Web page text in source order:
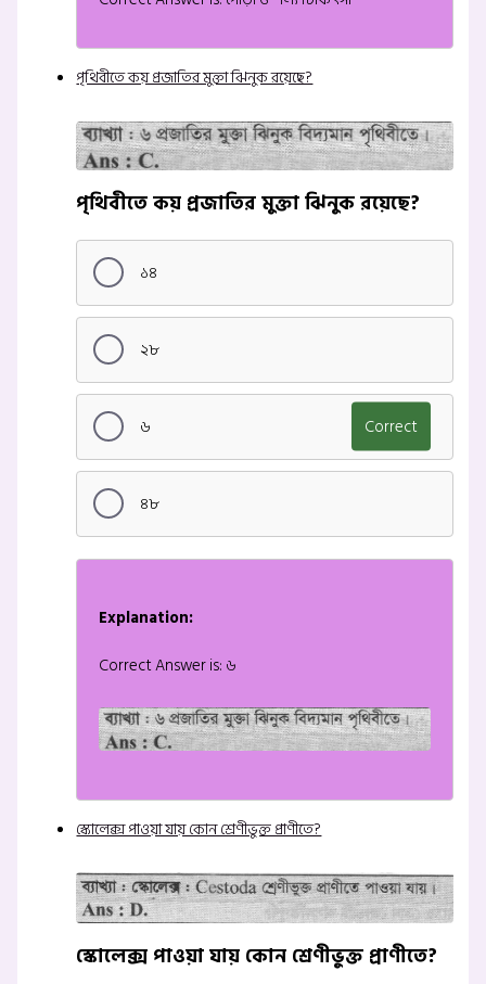
পৃথিবীতে কয় প্রজাতির মুক্তা ঝিনুক রয়েছে?
পৃথিবীতে কয় প্রজাতির মুক্তা ঝিনুক রয়েছে?
১৪
২৮
৬ Correct
৪৮
Explanation:
Correct Answer is: ৬
স্কোলেক্স পাওয়া যায় কোন শ্রেণীভুক্ত প্রাণীতে?
স্কোলেক্স পাওয়া যায় কোন শ্রেণীভুক্ত প্রাণীতে?